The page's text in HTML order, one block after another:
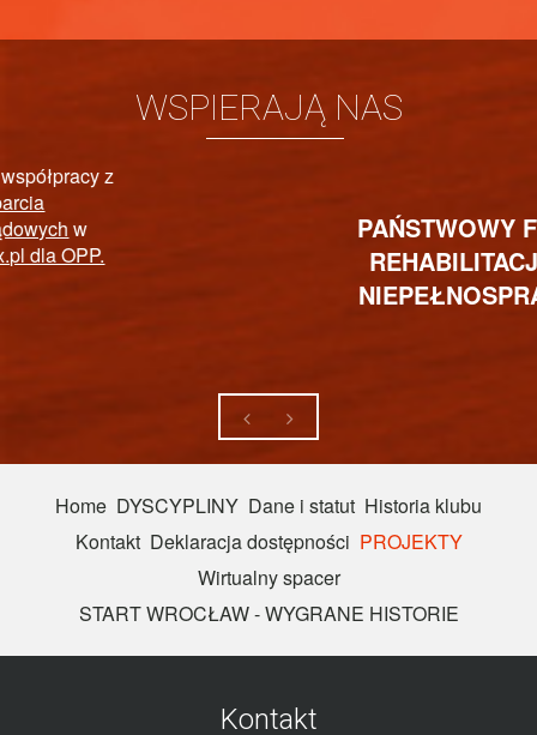
WSPIERAJĄ NAS
PAŃSTWOWY FUNDUSZ
REHABILITACJI OSÓB
NIEPEŁNOSPRAWNYCH
Home DYSCYPLINY Dane i statut Historia klubu
Kontakt Deklaracja dostępności PROJEKTY
Wirtualny spacer
START WROCŁAW - WYGRANE HISTORIE
Kontakt